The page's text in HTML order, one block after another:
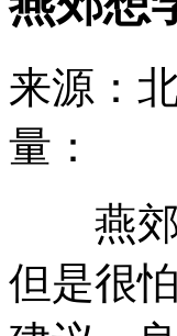
来源：
量：
燕郊
但是很